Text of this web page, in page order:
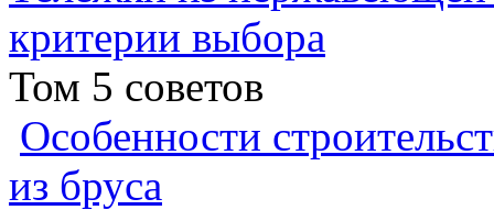
критерии выбора
Том 5 советов
Особенности
из бруса